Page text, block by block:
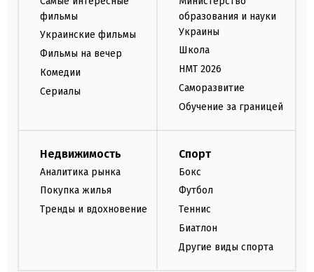
фильмы
Украинские фильмы
Фильмы на вечер
Комедии
Сериалы
образования и науки
Украины
Школа
НМТ 2026
Саморазвитие
Обучение за границей
Недвижимость
Аналитика рынка
Покупка жилья
Тренды и вдохновение
Спорт
Бокс
Футбол
Теннис
Биатлон
Другие виды спорта